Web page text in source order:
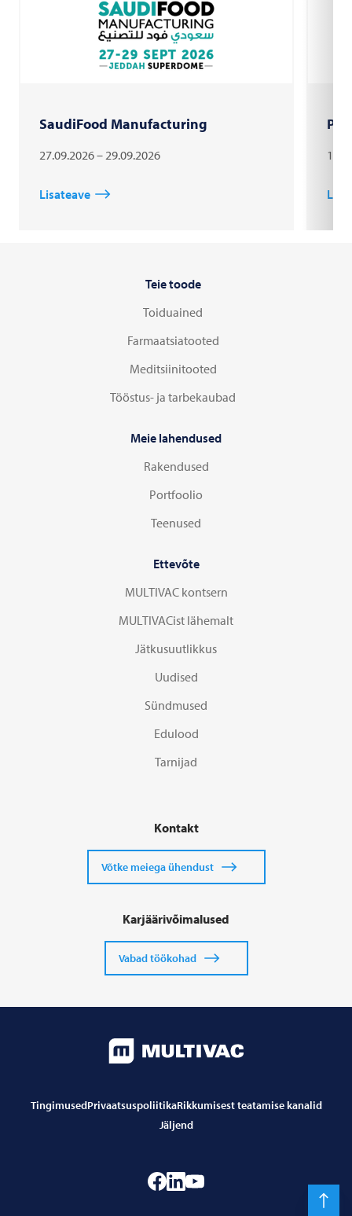
SaudiFood Manufacturing
27.09.2026 – 29.09.2026
Lisateave
Teie toode
Toiduained
Farmaatsiatooted
Meditsiinitooted
Tööstus- ja tarbekaubad
Meie lahendused
Rakendused
Portfoolio
Teenused
Ettevõte
MULTIVAC kontsern
MULTIVACist lähemalt
Jätkusuutlikkus
Uudised
Sündmused
Edulood
Tarnijad
Kontakt
Võtke meiega ühendust
Karjäärivõimalused
Vabad töökohad
TingimusedPrivaatsuspoliitikaRikkumisest teatamise kanalid
Jäljend